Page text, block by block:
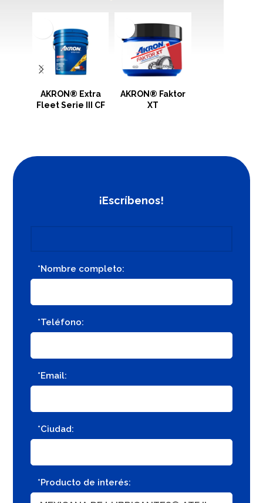
AKRON® Extra
Fleet Serie III CF
AKRON® Faktor
XT
¡Escríbenos!
*Nombre completo:
*Teléfono:
*Email:
*Ciudad:
*Producto de interés: